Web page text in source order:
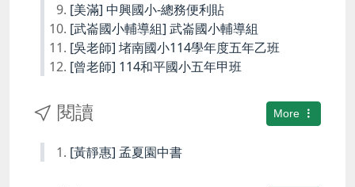
[美滿] 中興國小-總務便利貼
[武崙國小輔導組] 武崙國小輔導組
[吳老師] 堵南國小114學年度五年乙班
[曾老師] 114和平國小五年甲班
More
閱讀
[黃靜惠] 孟夏園中書